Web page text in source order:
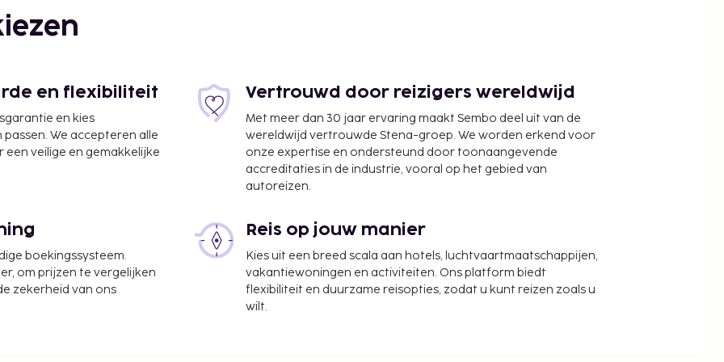
een snelle
met massages
dit hotel zijn gratis
en flexibiliteit
en kies
We accepteren alle
veilige en gemakkelijke
Vertrouwd door reizigers wereldwijd
Met meer dan 30 jaar ervaring maakt Sembo deel uit van de
wereldwijd vertrouwde Stena-groep. We worden erkend voor
onze expertise en ondersteund door toonaangevende
accreditaties in de industrie, vooral op het gebied van
autoreizen.
boekingssysteem.
om prijzen te vergelijken
zekerheid van ons
Reis op jouw manier
Kies uit een breed scala aan hotels, luchtvaartmaatschappijen,
vakantiewoningen en activiteiten. Ons platform biedt
flexibiliteit en duurzame reisopties, zodat u kunt reizen zoals u
wilt.